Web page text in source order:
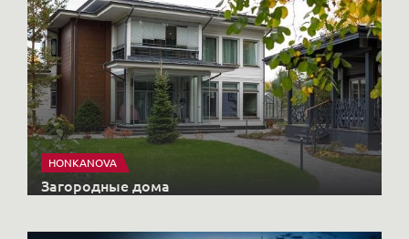
HONKANOVA
Загородные дома